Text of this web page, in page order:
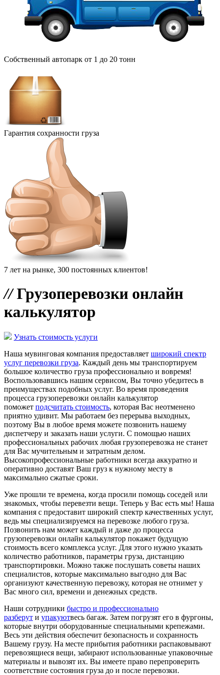
Собственный автопарк от 1 до 20 тонн
Гарантия сохранности груза
7 лет на рынке, 300 постоянных клиентов!
//Грузоперевозки онлайн
калькулятор
Узнать стоимость услуги
Наша мувинговая компания предоставляет широкий спектр
услуг перевозки груза. Каждый день мы транспортируем
большое количество груза профессионально и вовремя!
Воспользовавшись нашим сервисом, Вы точно убедитесь в
преимуществах подобных услуг. Во время проведения
процесса грузоперевозки онлайн калькулятор
поможет подсчитать стоимость, которая Вас неотменено
приятно удивит. Мы работаем без перерыва выходных,
поэтому Вы в любое время можете позвонить нашему
диспетчеру и заказать наши услуги. С помощью наших
профессиональных рабочих любая грузоперевозка не станет
для Вас мучительным и затратным делом.
Высокопрофессиональные работники всегда аккуратно и
оперативно доставят Ваш груз к нужному месту в
максимально сжатые сроки.
Уже прошли те времена, когда просили помощь соседей или
знакомых, чтобы перевезти вещи. Теперь у Вас есть мы! Наша
компания с предоставит широкий спектр качественных услуг,
ведь мы специализируемся на перевозке любого груза.
Позвонить нам может каждый и даже до процесса
грузоперевозки онлайн калькулятор покажет будущую
стоимость всего комплекса услуг. Для этого нужно указать
количество работников, параметры груза, дистанцию
транспортировки. Можно также послушать советы наших
специалистов, которые максимально выгодно для Вас
организуют качественную перевозку, которая не отнимет у
Вас много сил, времени и денежных средств.
Наши сотрудники быстро и профессионально
разберут и упакуютвесь багаж. Затем погрузят его в фургоны,
которые внутри оборудованные специальными крепежами.
Весь эти действия обеспечит безопасность и сохранность
Вашему грузу. На месте прибытия работники распаковывают
перевозящиеся вещи, забирают использованные упаковочные
материалы и вывозят их. Вы имеете право перепроверить
соответствие состояния груза до и после перевозки.